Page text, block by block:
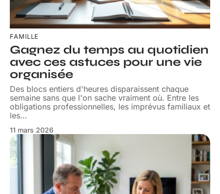
FAMILLE
Gagnez du temps au quotidien
avec ces astuces pour une vie
organisée
Des blocs entiers d'heures disparaissent chaque
semaine sans que l'on sache vraiment où. Entre les
obligations professionnelles, les imprévus familiaux et
les…
11 mars 2026